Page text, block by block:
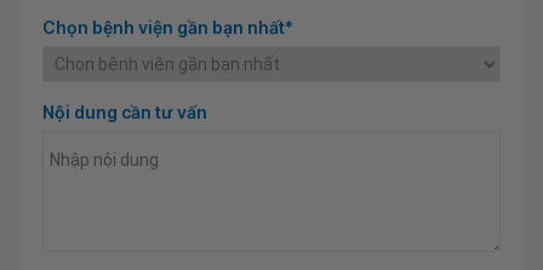
Chọn bệnh viện gần bạn nhất*
Nội dung cần tư vấn